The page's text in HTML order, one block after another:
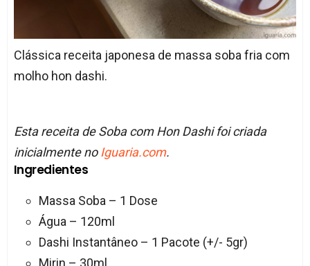
Clássica receita japonesa de massa soba fria com
molho hon dashi.
Esta receita de Soba com Hon Dashi foi criada
inicialmente noIguaria.com.
Ingredientes
Massa Soba – 1 Dose
Água – 120ml
Dashi Instantâneo – 1 Pacote (+/- 5gr)